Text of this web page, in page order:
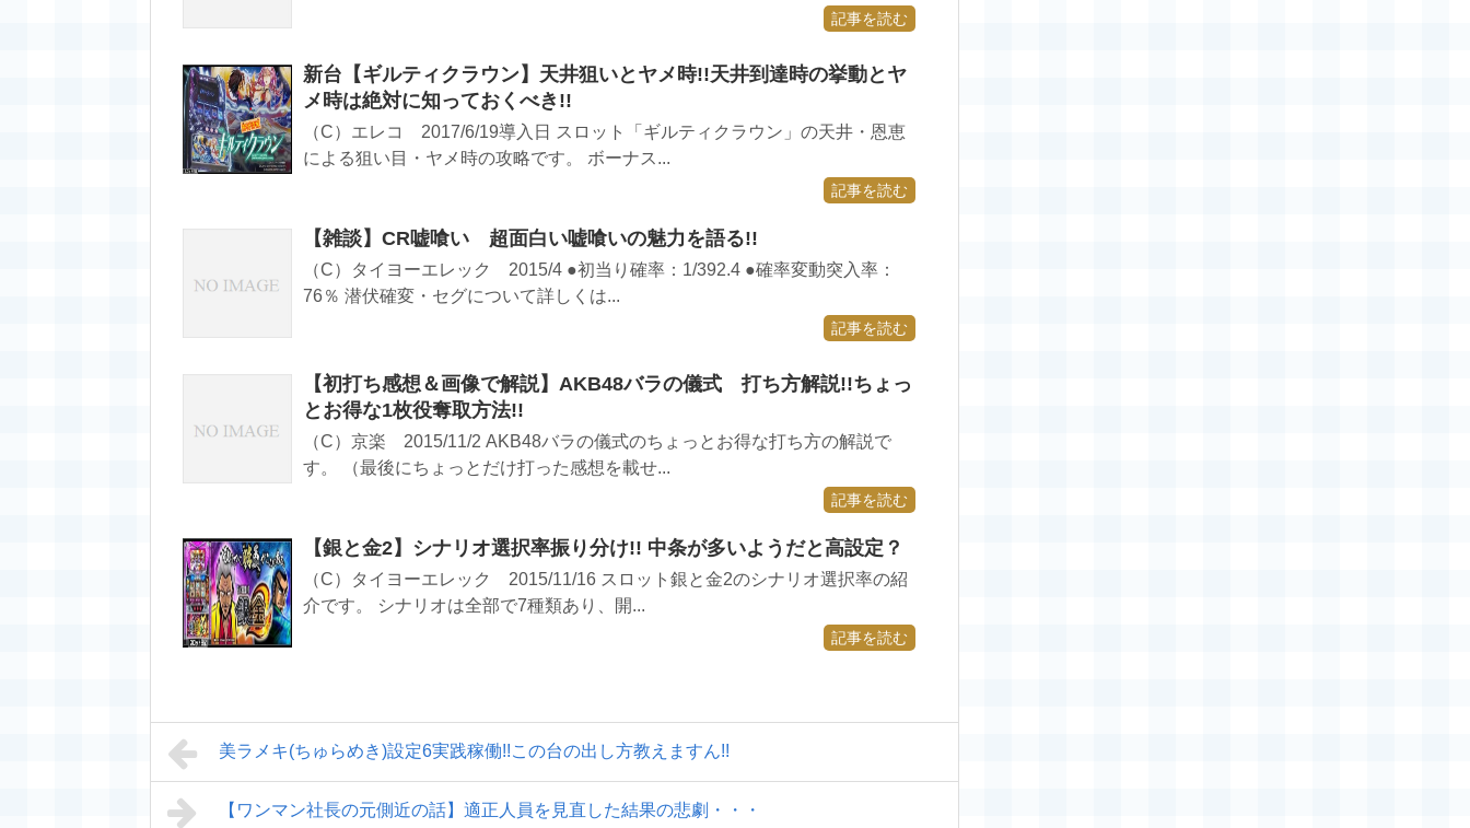
記事を読む
新台【ギルティクラウン】天井狙いとヤメ時!!天井到達時の挙動とヤ
メ時は絶対に知っておくべき!!
（C）エレコ 2017/6/19導入日 スロット「ギルティクラウン」の天井・恩恵
による狙い目・ヤメ時の攻略です。 ボーナス...
記事を読む
【雑談】CR嘘喰い 超面白い嘘喰いの魅力を語る!!
（C）タイヨーエレック 2015/4 ●初当り確率：1/392.4 ●確率変動突入率：
76％ 潜伏確変・セグについて詳しくは...
記事を読む
【初打ち感想＆画像で解説】AKB48バラの儀式 打ち方解説!!ちょっ
とお得な1枚役奪取方法!!
（C）京楽 2015/11/2 AKB48バラの儀式のちょっとお得な打ち方の解説で
す。 （最後にちょっとだけ打った感想を載せ...
記事を読む
【銀と金2】シナリオ選択率振り分け!! 中条が多いようだと高設定？
（C）タイヨーエレック 2015/11/16 スロット銀と金2のシナリオ選択率の紹
介です。 シナリオは全部で7種類あり、開...
記事を読む
美ラメキ(ちゅらめき)設定6実践稼働!!この台の出し方教えますん!!
【ワンマン社長の元側近の話】適正人員を見直した結果の悲劇・・・